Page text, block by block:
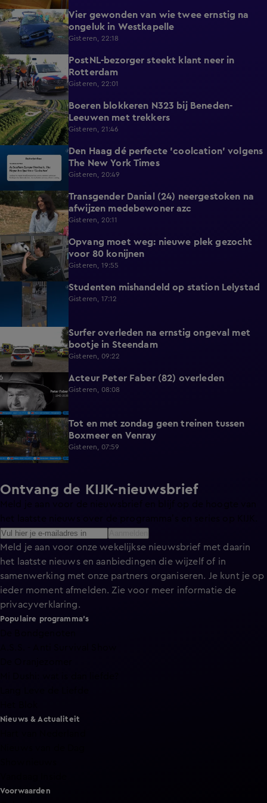
0:30
Vier gewonden van wie twee ernstig na
ongeluk in Westkapelle
Gisteren, 22:18
0:26
PostNL-bezorger steekt klant neer in
Rotterdam
Gisteren, 22:01
0:33
Boeren blokkeren N323 bij Beneden-
Leeuwen met trekkers
Gisteren, 21:46
Den Haag dé perfecte 'coolcation' volgens
The New York Times
Gisteren, 20:49
2:04
Transgender Danial (24) neergestoken na
afwijzen medebewoner azc
Gisteren, 20:11
1:56
Opvang moet weg: nieuwe plek gezocht
voor 80 konijnen
Gisteren, 19:55
Studenten mishandeld op station Lelystad
Gisteren, 17:12
Surfer overleden na ernstig ongeval met
bootje in Steendam
Gisteren, 09:22
0:59 Acteur Peter Faber (82) overleden
Gisteren, 08:08
0:36
Tot en met zondag geen treinen tussen
Boxmeer en Venray
Gisteren, 07:59
Ontvang de KIJK-nieuwsbrief
Meld je aan voor de nieuwsbrief en blijf op de hoogte van
Meld je aan voor onze wekelijkse nieuwsbrief met daarin
het laatste nieuws en aanbiedingen die wijzelf of in
samenwerking met onze partners organiseren. Je kunt je op
ieder moment afmelden. Zie voor meer informatie de
privacyverklaring.
Populaire programma's
Nieuws & Actualiteit
Voorwaarden